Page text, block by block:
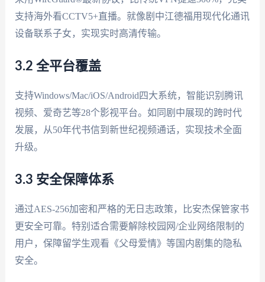
支持海外看CCTV5+直播。就像剧中江德福用现代化通讯
设备联系子女，实现实时高清传输。
3.2 全平台覆盖
支持Windows/Mac/iOS/Android四大系统，智能识别腾讯
视频、爱奇艺等28个影视平台。如同剧中展现的跨时代
发展，从50年代书信到新世纪视频通话，实现技术全面
升级。
3.3 安全保障体系
通过AES-256加密和严格的无日志政策，比安杰保管家书
更安全可靠。特别适合需要解除校园网/企业网络限制的
用户，保障留学生观看《父母爱情》等国内剧集的隐私
安全。